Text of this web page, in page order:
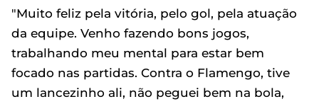
"Muito feliz pela vitória, pelo gol, pela atuação
da equipe. Venho fazendo bons jogos,
trabalhando meu mental para estar bem
focado nas partidas. Contra o Flamengo, tive
um lancezinho ali, não peguei bem na bola,